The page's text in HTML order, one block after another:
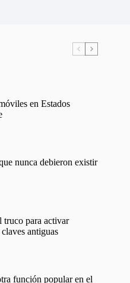
en Estados
nunca debieron existir
truco para activar
antiguas
función popular en el